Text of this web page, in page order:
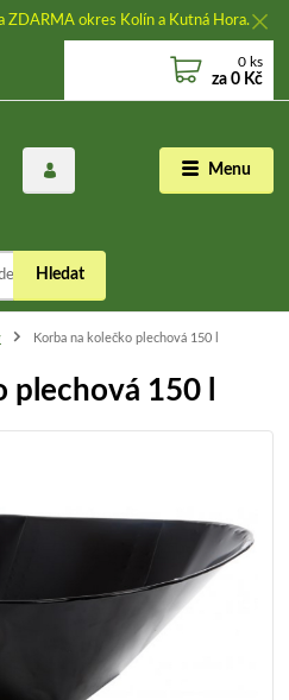
ZDARMA okres Kolín a Kutná Hora.
Menu
Hledat
0 ks
za 0 Kč
Korba na kolečko plechová 150 l
plechová 150 l